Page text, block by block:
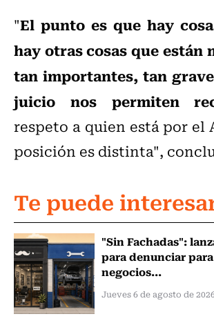
"El punto es que hay
hay otras cosas que están
tan importantes, tan
juicio nos permiten
respeto a quien está por el
posición es distinta",
Te puede
"Sin Fachadas":
para denunciar
negocios...
Jueves 6 de agosto de